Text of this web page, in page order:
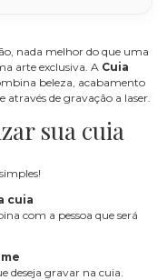
nada melhor do que uma
arte exclusiva. A Cuia
beleza, acabamento
de gravação a laser.
sua cuia
cuia
com a pessoa que será
deseja gravar na cuia.